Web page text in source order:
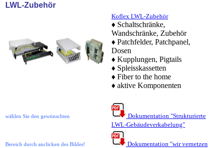
LWL-Zubehör
Koflex LWL-Zubehör
♦ Schaltschränke,
Wandschränke, Zubehör
♦ Patchfelder, Patchpanel,
Dosen
♦ Kupplungen, Pigtails
♦ Spleisskassetten
♦ Fiber to the home
♦ aktive Komponenten
wählen Sie den gewünschten
Dokumentation "Strukturierte
LWL-Gebäudeverkabelung"
Bereich durch anclicken des Bildes!
Dokumentation "wir vernetzen